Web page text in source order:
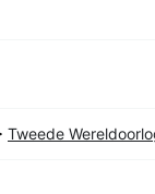
Tweede